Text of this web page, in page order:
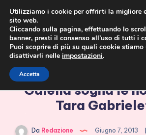
Uomini e donne,
Galella sogna le
Tara
Da Redazione Giugno 7, 2013
Utilizziamo i cookie per offrirti la migliore
sito web.
Cliccando sulla pagina, effettuando lo
banner, presti il consenso all’uso di tutti i
Puoi scoprire di più su quali cookie
disattivarli nelle impostazioni.
Accetta